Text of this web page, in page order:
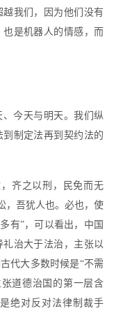
我们，因为他们没有
是机器人的情感，而
今天与明天。我们纵
制定法再到契约法的
齐之以刑，民免而无
，吾犹人也。必也，使
有”，可以看出，中国
治大于法治，主张以
代大多数时候是“不需
道德治国的第一层含
绝对反对法律制裁手